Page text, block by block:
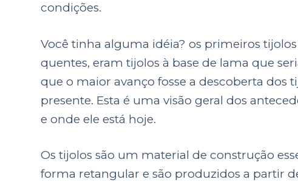
condições.
Você tinha alguma idéia? os primeiros
quentes, eram tijolos à base de lama que
que o maior avanço fosse a descoberta dos
presente. Esta é uma visão geral dos
e onde ele está hoje.
Os tijolos são um material de construção
forma retangular e são produzidos a partir